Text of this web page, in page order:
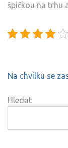
špičkou na trhu
Navigace
příspěvek
Na chvilku se
Hledat